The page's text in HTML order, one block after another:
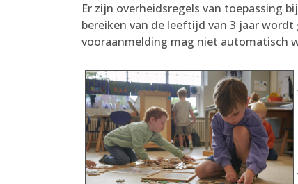
Er zijn overheidsregels van toepassing
bereiken van de leeftijd van 3 jaar
vooraanmelding mag niet automatisch